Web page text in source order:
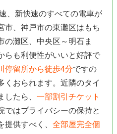
、新快速のすべての電車が
市、神戸市の東灘区はもち
の灘区、中央区～明石ま
らも利便性がいいと好評で
停留所から徒歩4分ですの
くおられます。近隣のタイ
したら、 一部割引チケット
ではプライバシーの保持と
供すべく、 全部屋完全個